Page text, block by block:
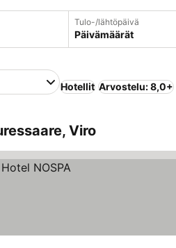
Tulo-/lähtöpäivä
Päivämäärät
Hotellit Arvostelu: 8,0+
Viro